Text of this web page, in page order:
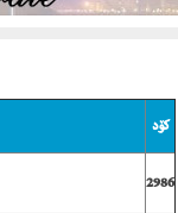
كۆد
2986